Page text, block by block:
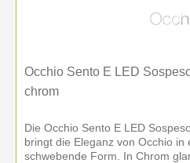
Occhio Sento E LED
chrom
Die Occhio Sento E LED
bringt die Eleganz von Occhio in
schwebende Form. In Chrom